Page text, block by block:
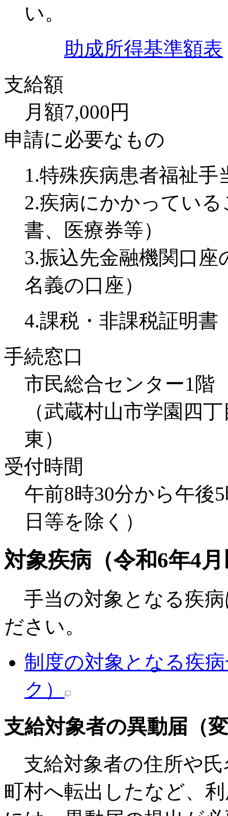
い。
助成所得基準額表
支給額
月額7,000円
申請に必要なもの
1.特殊疾病患者福祉
2.疾病にかかってい
書、医療券等）
3.振込先金融機関口
名義の口座）
4.課税・非課税証明
手続窓口
市民総合センター1
（武蔵村山市学園四
東）
受付時間
午前8時30分から午後
日等を除く）
対象疾病（令和6年4
手当の対象となる疾
ださい。
制度の対象となる疾
ク）
支給対象者の異動届（
支給対象者の住所や
町村へ転出したなど、